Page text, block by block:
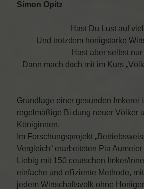
Simon Opitz
Hast Du Lust auf
Und trotzdem honigstarke
Hast aber selbst
Dann mach doch mit im Kurs
Grundlage einer gesunden Imkerei
regelmäßige Bildung neuer Völker
Königinnen.
Im Forschungsprojekt
Vergleich“ erarbeiteten Pia Aumeier
Liebig mit 150 deutschen Imker/
einfache und effiziente Methode,
jedem Wirtschaftsvolk ohne